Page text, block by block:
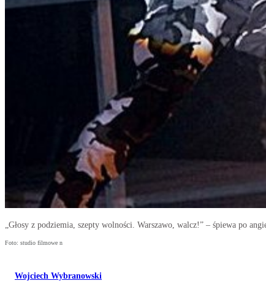
„Głosy z podziemia, szepty wolności. Warszawo, walcz!” – śpiewa po
Foto: studio filmowe n
Wojciech Wybranowski